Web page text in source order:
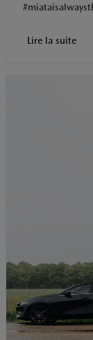
Lire la suite